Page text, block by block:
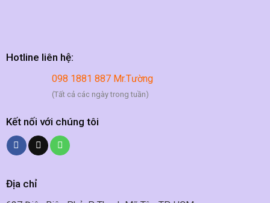
Hotline liên hệ:
098 1881 887 Mr.Tường
(Tất cả các ngày trong tuần)
Kết nối với chúng tôi
Địa chỉ